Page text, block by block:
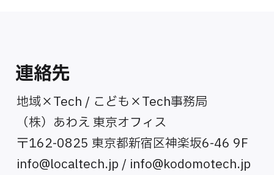
連絡先
地域×Tech / こども×Tech事務局
（株）あわえ 東京オフィス
〒162-0825 東京都新宿区神楽坂6-46 9F
info@localtech.jp / info@kodomotech.jp